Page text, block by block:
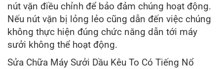
nút vặn điều chỉnh để bảo đảm chúng hoạt động.
Nếu nút vặn bị lỏng lẻo cũng dẫn đến việc chúng
không thực hiện đúng chức năng dẫn tới máy
sưởi không thể hoạt động.
Sửa Chữa Máy Sưởi Dầu Kêu To Có Tiếng Nổ